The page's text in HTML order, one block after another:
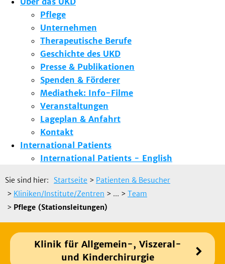
Pflege
Unternehmen
Therapeutische Berufe
Geschichte des UKD
Presse & Publikationen
Spenden & Förderer
Mediathek: Info-Filme
Veranstaltungen
Lageplan & Anfahrt
Kontakt
International Patients
International Patients - English
Sie sind hier: Startseite > Patienten & Besucher
> Kliniken/Institute/Zentren > ... > Team
> Pflege (Stationsleitungen)
Klinik für Allgemein-, Viszeral-
und Kinderchirurgie